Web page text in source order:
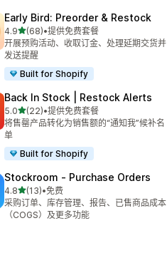
Early Bird: Preorder & Restock
4.9星（满分 5 星）
(68)
总共 68 条评论
•提供免费套餐
开展预购活动、收取订金、处理延期交货并
发送提醒
Built for Shopify
Back In Stock | Restock Alerts
5.0星（满分 5 星）
(22)
总共 22 条评论
•提供免费套餐
将售罄产品转化为销售额的“通知我”候补名
单
Built for Shopify
Stockroom ‑ Purchase Orders
4.8星（满分 5 星）
(13)
总共 13 条评论
•免费
采购订单、库存管理、报告、已售商品成本
（COGS）及更多功能